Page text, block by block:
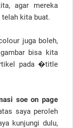
agar mereka
kita buat.
juga boleh,
bisa kita
pada �title
soe on page
saya peroleh
kunjungi dulu,